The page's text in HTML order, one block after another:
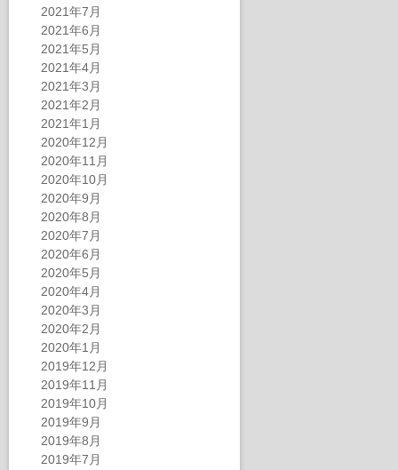
2021年7月
2021年6月
2021年5月
2021年4月
2021年3月
2021年2月
2021年1月
2020年12月
2020年11月
2020年10月
2020年9月
2020年8月
2020年7月
2020年6月
2020年5月
2020年4月
2020年3月
2020年2月
2020年1月
2019年12月
2019年11月
2019年10月
2019年9月
2019年8月
2019年7月